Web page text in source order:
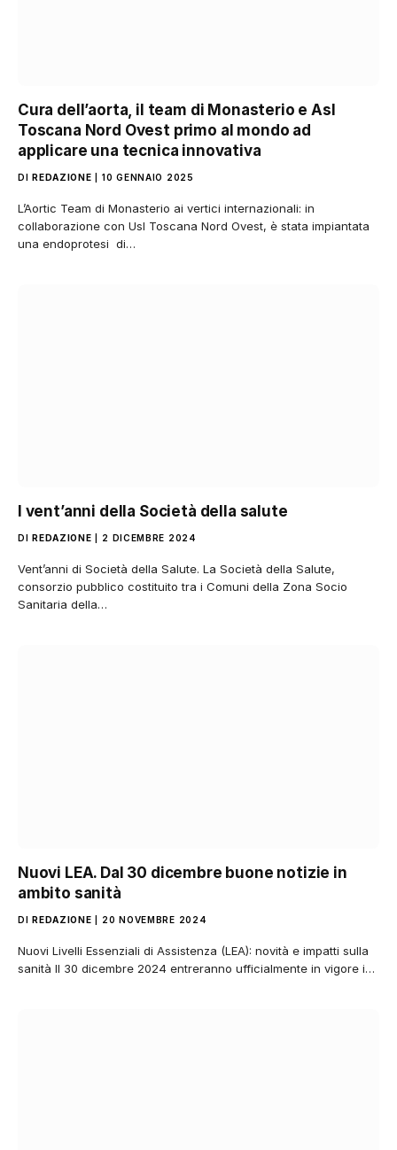
Cura dell’aorta, il team di Monasterio e Asl
Toscana Nord Ovest primo al mondo ad
applicare una tecnica innovativa
DI REDAZIONE 10 GENNAIO 2025
L’Aortic Team di Monasterio ai vertici internazionali: in
collaborazione con Usl Toscana Nord Ovest, è stata impiantata
una endoprotesi di…
I vent’anni della Società della salute
DI REDAZIONE 2 DICEMBRE 2024
Vent’anni di Società della Salute. La Società della Salute,
consorzio pubblico costituito tra i Comuni della Zona Socio
Sanitaria della…
Nuovi LEA. Dal 30 dicembre buone notizie in
ambito sanità
DI REDAZIONE 20 NOVEMBRE 2024
Nuovi Livelli Essenziali di Assistenza (LEA): novità e impatti sulla
sanità Il 30 dicembre 2024 entreranno ufficialmente in vigore i…